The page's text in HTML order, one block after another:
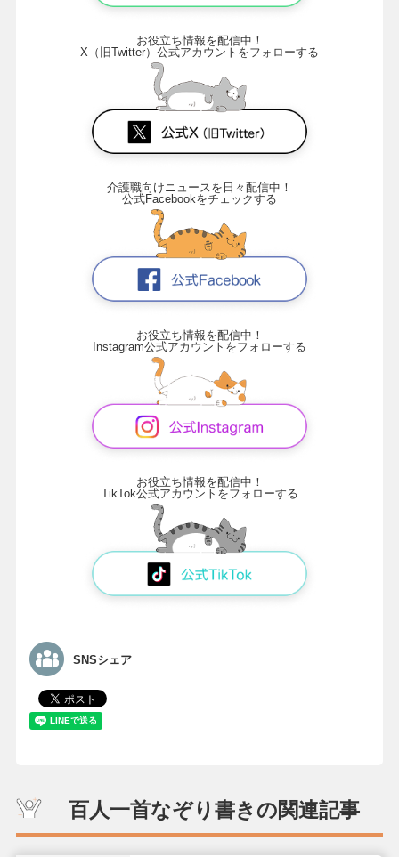
お役立ち情報を配信中！
X（旧Twitter）公式アカウントをフォローする
介護職向けニュースを日々配信中！
公式Facebookをチェックする
お役立ち情報を配信中！
Instagram公式アカウントをフォローする
お役立ち情報を配信中！
TikTok公式アカウントをフォローする
SNSシェア
百人一首なぞり書きの関連記事